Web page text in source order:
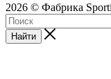
2026 © Фабрика
Найти